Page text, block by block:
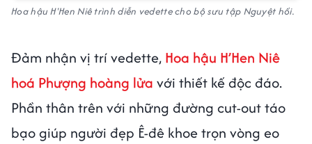
Hoa hậu H'Hen Niê trình diễn vedette cho bộ sưu tập Nguyệt hồi.
Đảm nhận vị trí vedette, Hoa hậu H’Hen Niê
hoá Phượng hoàng lửa với thiết kế độc đáo.
Phần thân trên với những đường cut-out táo
bạo giúp người đẹp Ê-đê khoe trọn vòng eo